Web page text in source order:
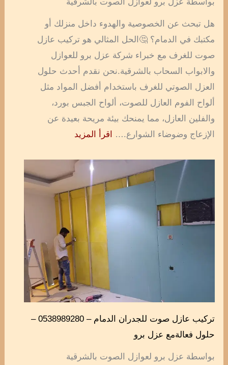
بواسطة عزل برو لعوازل الصوت بالشرقية
هل تبحث عن الخصوصية والهدوء داخل منزلك أو
مكتبك في الدمام؟ 🤔الحل المثالي هو تركيب عازل
صوت للغرف مع خبراء شركة عزل برو للعوازل
والابواب السحاب بالشرقية.نحن نقدم أحدث حلول
العزل الصوتي للغرف باستخدام أفضل المواد مثل
ألواح الفوم العازل للصوت، ألواح الجبس بورد،
والفلين العازل، مما يمنحك بيئة مريحة بعيدة عن
الإزعاج وضوضاء الشوارع.…
اقرأ المزيد
تركيب عازل صوت للجدران الدمام – 0538989280 –
حلول فعالةمع عزل برو
بواسطة عزل برو لعوازل الصوت بالشرقية